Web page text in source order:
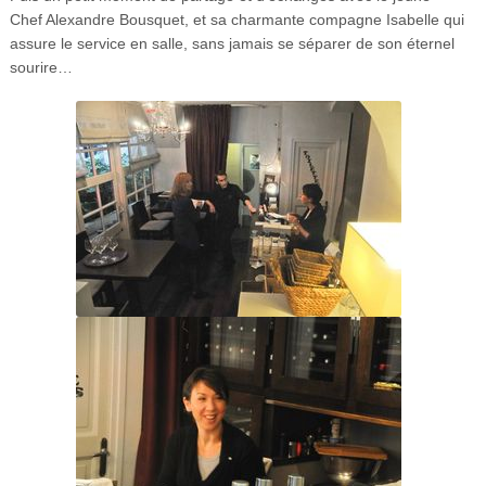
Chef Alexandre Bousquet, et sa charmante compagne Isabelle qui
assure le service en salle, sans jamais se séparer de son éternel
sourire…